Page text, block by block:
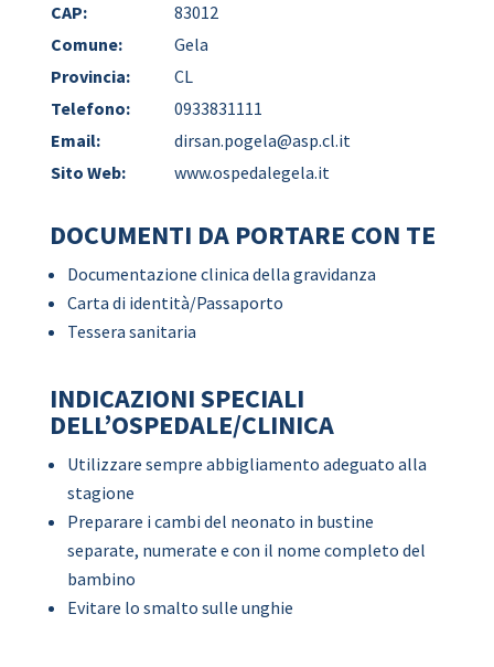
CAP:
83012
Comune:
Gela
Provincia:
CL
Telefono:
0933831111
Email:
dirsan.pogela@asp.cl.it
Sito Web:
www.ospedalegela.it
DOCUMENTI DA PORTARE CON TE
Documentazione clinica della gravidanza
Carta di identità/Passaporto
Tessera sanitaria
INDICAZIONI SPECIALI
DELL’OSPEDALE/CLINICA
Utilizzare sempre abbigliamento adeguato alla
stagione
Preparare i cambi del neonato in bustine
separate, numerate e con il nome completo del
bambino
Evitare lo smalto sulle unghie